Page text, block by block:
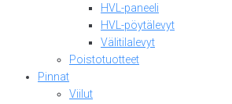
HVL-paneeli
HVL-pöytälevyt
Välitilalevyt
Poistotuotteet
Pinnat
Viilut